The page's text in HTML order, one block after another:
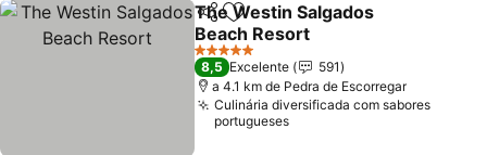
PartilharAdicionar aos favoritos
The Westin Salgados
Beach Resort
Ver preços
5 Estrelas
8,5 Excelente
591
a 4.1 km de Pedra de Escorregar
Culinária diversificada com sabores
portugueses